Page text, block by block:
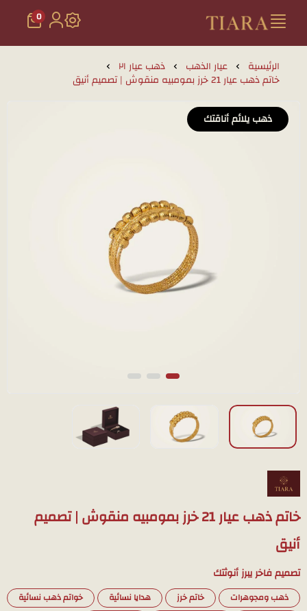
تيارا للذهب والمجوهرات
0
الرئيسية عيار الذهب ذهب عيار ٢١
خاتم ذهب عيار 21 خرز بمومبيه منقوش | تصميم أنيق
ذهب يلائم أناقتك
خاتم ذهب عيار 21 خرز بمومبيه منقوش | تصميم
أنيق
تصميم فاخر يبرز أنوثتك
ذهب ومجوهرات خاتم خرز هدايا نسائية
خواتم ذهب نسائية